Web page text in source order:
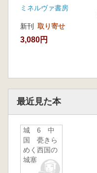
ミネルヴァ書房
新刊 取り寄せ
3,080円
最近見た本
城 6 中
国 甍きら
めく西国の
城塞